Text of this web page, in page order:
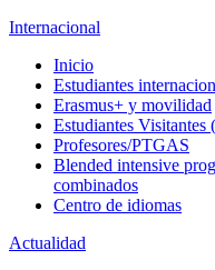
Internacional
Inicio
Estudiantes
Erasmus+ y movilidad
Estudiantes Visitantes
Profesores/PTGAS
Blended intensive
combinados
Centro de idiomas
Actualidad